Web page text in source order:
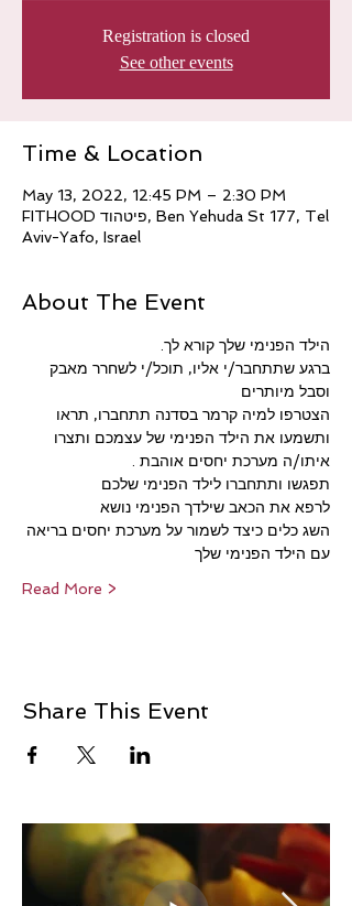
Registration is closed
See other events
Time & Location
May 13, 2022, 12:45 PM – 2:30 PM
FITHOOD פיטהוד, Ben Yehuda St 177, Tel
Aviv-Yafo, Israel
About The Event
הילד הפנימי שלך קורא לך.
ברגע שתתחבר/י אליו, תוכל/י לשחרר מאבק
וסבל מיותרים
הצטרפו למיה קרמר בסדנה תתחברו, תראו
ותשמעו את הילד הפנימי של עצמכם ותצרו
איתו/ה מערכת יחסים אוהבת .
תפגשו ותתחברו לילד הפנימי שלכם
לרפא את הכאב שילדך הפנימי נושא
השג כלים כיצד לשמור על מערכת יחסים בריאה
עם הילד הפנימי שלך
Read More >
Share This Event